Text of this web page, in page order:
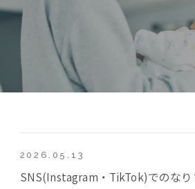
2026.05.13
SNS(Instagram・TikTok)でのな